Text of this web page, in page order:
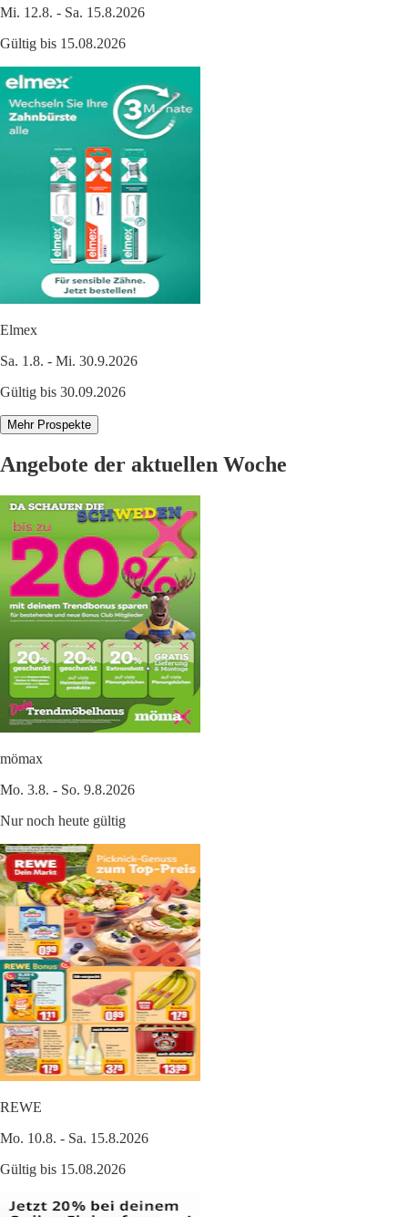
Mi. 12.8. - Sa. 15.8.2026
Gültig bis 15.08.2026
Elmex
Sa. 1.8. - Mi. 30.9.2026
Gültig bis 30.09.2026
Mehr Prospekte
Angebote der aktuellen Woche
mömax
Mo. 3.8. - So. 9.8.2026
Nur noch heute gültig
REWE
Mo. 10.8. - Sa. 15.8.2026
Gültig bis 15.08.2026